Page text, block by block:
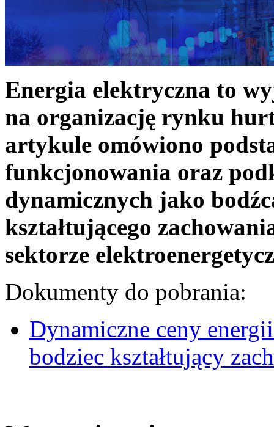
Energia elektryczna to
na organizację rynku
artykule omówiono
funkcjonowania oraz
dynamicznych jako
kształtującego
sektorze
Dokumenty do pobrania:
Dynamiczne ceny
bodziec kształtujący